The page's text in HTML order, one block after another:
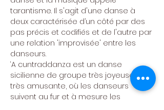
tarantisme. Il s'agit d'une danse à
deux caractérisée d’un côté par des
pas précis et codifiés et de l'autre par
une relation 'improvisée' entre les
danseurs.
‘A cuntraddanza est un danse
sicilienne de groupe très joyeuse et
très amusante, où les danseurs
suivent au fur et à mesure les